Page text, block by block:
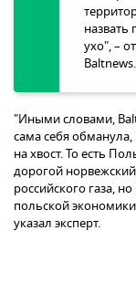
назвать
ухо", –
Baltnews.
"Иными словами,
сама себя
на хвост. То есть
дорогой
российского газа,
польской
указал эксперт.